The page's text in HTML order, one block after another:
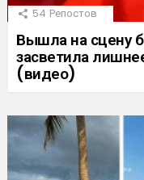
54 Репостов
Вышла на сцену
засветила
(видео)